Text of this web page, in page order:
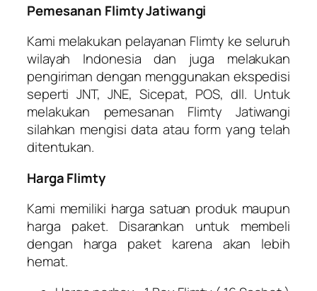
Pemesanan Flimty Jatiwangi
Kami melakukan pelayanan Flimty ke seluruh
wilayah Indonesia dan juga melakukan
pengiriman dengan menggunakan ekspedisi
seperti JNT, JNE, Sicepat, POS, dll. Untuk
melakukan pemesanan Flimty Jatiwangi
silahkan mengisi data atau form yang telah
ditentukan.
Harga Flimty
Kami memiliki harga satuan produk maupun
harga paket. Disarankan untuk membeli
dengan harga paket karena akan lebih
hemat.